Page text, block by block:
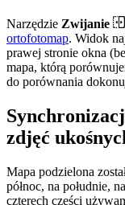
Narzędzie Zwijanie
ortofotomap. Widok
prawej stronie okna
mapa, którą
do porównania
zdjęć
Mapa podzielona
północ, na południe,
czterech części